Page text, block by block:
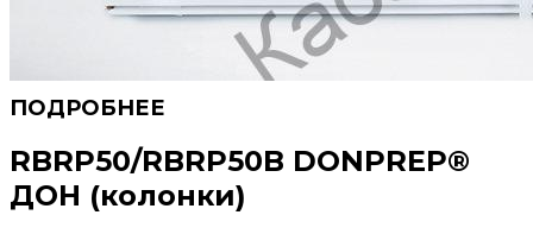
RBRP50/RBRP50B DONPREP®
ДОН (колонки)